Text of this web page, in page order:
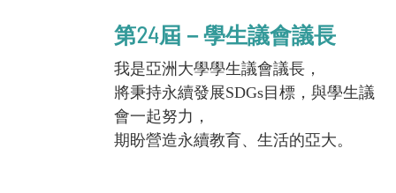
第24屆－學生議會議長
我是亞洲大學學生議會議長，
將秉持永續發展SDGs目標，與學生議
會一起努力，
期盼營造永續教育、生活的亞大。